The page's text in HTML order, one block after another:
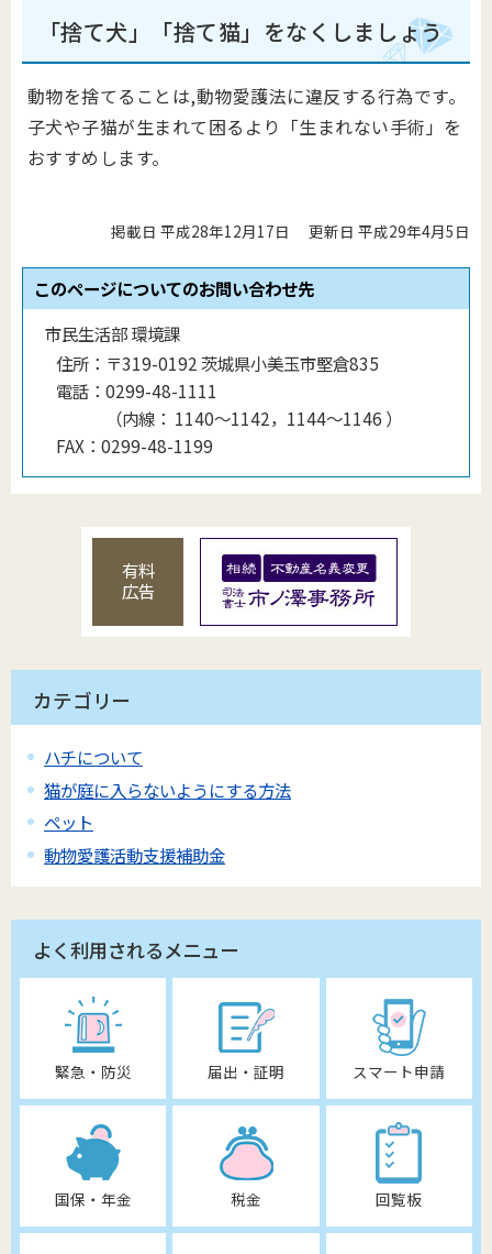
「捨て犬」「捨て猫」をなくしましょう
動物を捨てることは,動物愛護法に違反する行為です。
子犬や子猫が生まれて困るより「生まれない手術」を
おすすめします。
掲載日 平成28年12月17日 更新日 平成29年4月5日
このページについてのお問い合わせ先
市民生活部 環境課
住所： 〒319-0192 茨城県小美玉市堅倉835
電話： 0299-48-1111
（内線 ： 1140〜1142，1144〜1146 ）
FAX： 0299-48-1199
有料
広告
カテゴリー
ハチについて
猫が庭に入らないようにする方法
ペット
動物愛護活動支援補助金
よく利用されるメニュー
緊急・防災 届出・証明 スマート申請
国保・年金 税金 回覧板